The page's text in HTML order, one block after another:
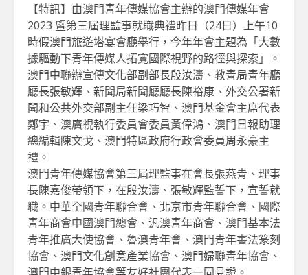
【特訊】由澳門青年傳媒協會主辦的澳門傳媒年會
2023 暨第三屆理監事就職典禮昨日（24日）上午10
時假澳門旅遊塔宴會廳舉行，今年年會主題為「大數
據驅動下青年傳媒人拓寬國際視野的路徑與探索」。
澳門中聯辦宣傳文化部副部長殷汝濤、教青局青年廳
廳長張敏輝、新聞局新聞廳廳長陳裕康、外交公署新
聞和公共外交部副主任梁巧智、澳門基金會主席代表
鄭宇、澳廣視執行委員會委員黃偉鴻、澳門日報助理
總編輯陳文戈、澳門特區政府行政會委員周永豪主
禮。
澳門青年傳媒協會第三屆理監事在會長張燕青、理事
長陳嘉俊帶領下，在殷汝濤、張敏輝監誓下，宣誓就
職。中華全國青年聯合會、北京市青年聯合會、國際
青年商會中國澳門總會、汎澳青年商會、澳門基本法
青年推廣大使協會、魯澳青年會、澳門青年書法篆刻
協會、澳門文化創意產業協會、澳門婦聯青年協會、